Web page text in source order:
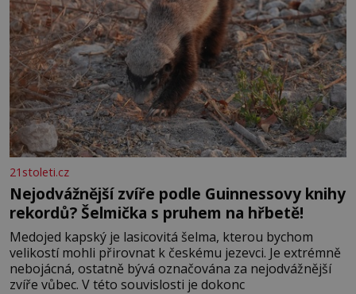
21stoleti.cz
Nejodvážnější zvíře podle Guinnessovy knihy
rekordů? Šelmička s pruhem na hřbetě!
Medojed kapský je lasicovitá šelma, kterou bychom
velikostí mohli přirovnat k českému jezevci. Je extrémně
nebojácná, ostatně bývá označována za nejodvážnější
zvíře vůbec. V této souvislosti je dokonc